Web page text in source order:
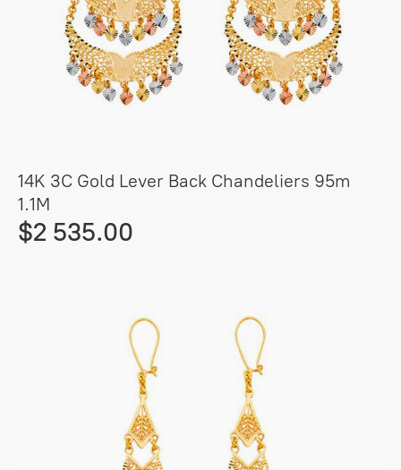
14K 3C Gold Lever Back Chandeliers 95m
1.1M
$2 535.00